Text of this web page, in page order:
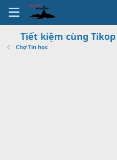
Tiết kiệm cùng
Chợ Tin học